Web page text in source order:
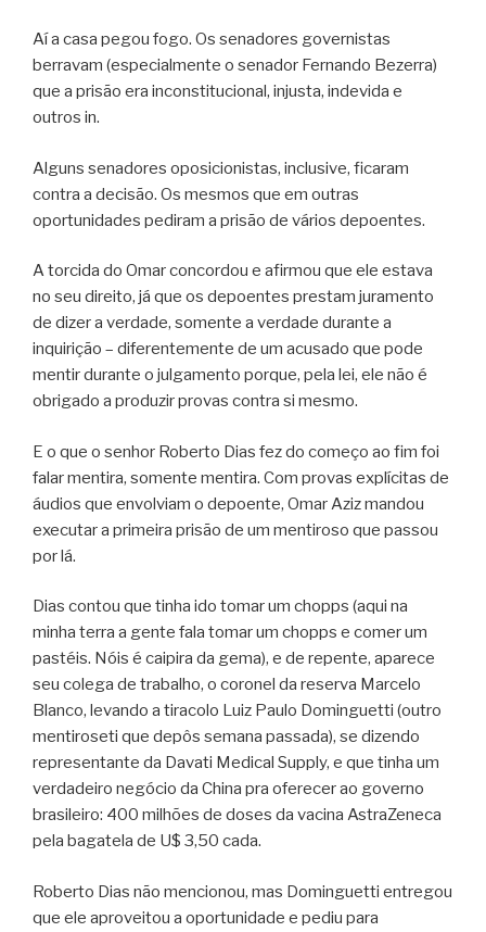
Aí a casa pegou fogo. Os senadores governistas
berravam (especialmente o senador Fernando Bezerra)
que a prisão era inconstitucional, injusta, indevida e
outros in.
Alguns senadores oposicionistas, inclusive, ficaram
contra a decisão. Os mesmos que em outras
oportunidades pediram a prisão de vários depoentes.
A torcida do Omar concordou e afirmou que ele estava
no seu direito, já que os depoentes prestam juramento
de dizer a verdade, somente a verdade durante a
inquirição – diferentemente de um acusado que pode
mentir durante o julgamento porque, pela lei, ele não é
obrigado a produzir provas contra si mesmo.
E o que o senhor Roberto Dias fez do começo ao fim foi
falar mentira, somente mentira. Com provas explícitas de
áudios que envolviam o depoente, Omar Aziz mandou
executar a primeira prisão de um mentiroso que passou
por lá.
Dias contou que tinha ido tomar um chopps (aqui na
minha terra a gente fala tomar um chopps e comer um
pastéis. Nóis é caipira da gema), e de repente, aparece
seu colega de trabalho, o coronel da reserva Marcelo
Blanco, levando a tiracolo Luiz Paulo Dominguetti (outro
mentiroseti que depôs semana passada), se dizendo
representante da Davati Medical Supply, e que tinha um
verdadeiro negócio da China pra oferecer ao governo
brasileiro: 400 milhões de doses da vacina AstraZeneca
pela bagatela de U$ 3,50 cada.
Roberto Dias não mencionou, mas Dominguetti entregou
que ele aproveitou a oportunidade e pediu para